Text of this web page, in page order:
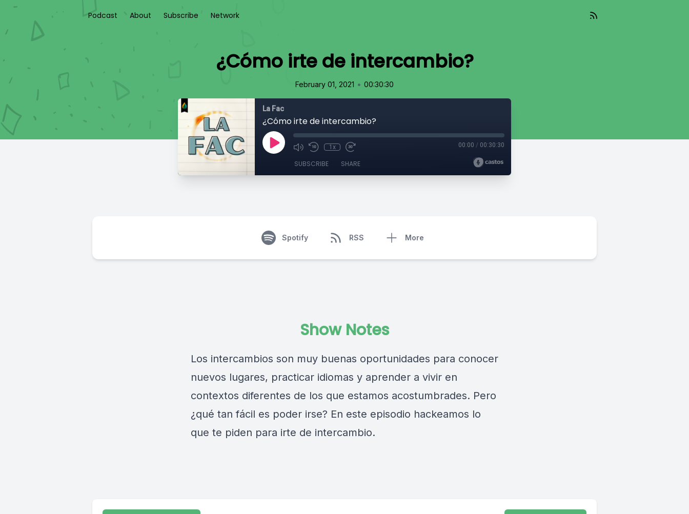
Podcast About Subscribe Network
¿Cómo irte de intercambio?
February 01, 2021 • 00:30:30
La Fac
¿Cómo irte de intercambio?
1x 00:00 / 00:30:30
SUBSCRIBE SHARE
Spotify RSS More
Show Notes
Los intercambios son muy buenas oportunidades para conocer
nuevos lugares, practicar idiomas y aprender a vivir en
contextos diferentes de los que estamos acostumbrades. Pero
¿qué tan fácil es poder irse? En este episodio hackeamos lo
que te piden para irte de intercambio.